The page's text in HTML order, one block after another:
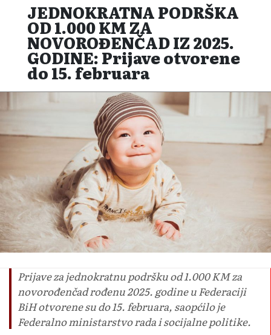
JEDNOKRATNA PODRŠKA
OD 1.000 KM ZA
NOVOROĐENČAD IZ 2025.
GODINE: Prijave otvorene
do 15. februara
Prijave za jednokratnu podršku od 1.000 KM za
novorođenčad rođenu 2025. godine u Federaciji
BiH otvorene su do 15. februara, saopćilo je
Federalno ministarstvo rada i socijalne politike.